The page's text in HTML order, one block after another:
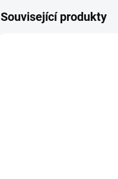
Související produkty